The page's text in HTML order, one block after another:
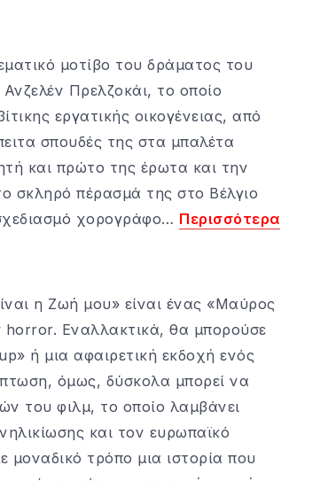
μοτίβο του δράματος του
Πρελζοκάι, το οποίο
εργατικής οικογένειας, από
σπουδές της στα μπαλέτα
και πρώτο της έρωτα και την
σκληρό πέρασμά της στο Βέλγιο
χορογράφο… Περισσότερα
η Ζωή μου» είναι ένας «Μαύρος
Εναλλακτικά, θα μπορούσε
ή μια αφαιρετική εκδοχή ενός
όμως, δύσκολα μπορεί να
του φιλμ, το οποίο λαμβάνει
και τον ευρωπαϊκό
τρόπο μια ιστορία που